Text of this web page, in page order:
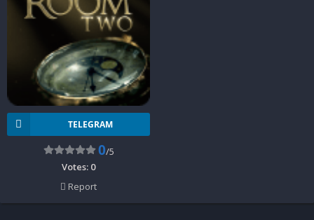
TELEGRAM
0/5
Votes: 0
Report